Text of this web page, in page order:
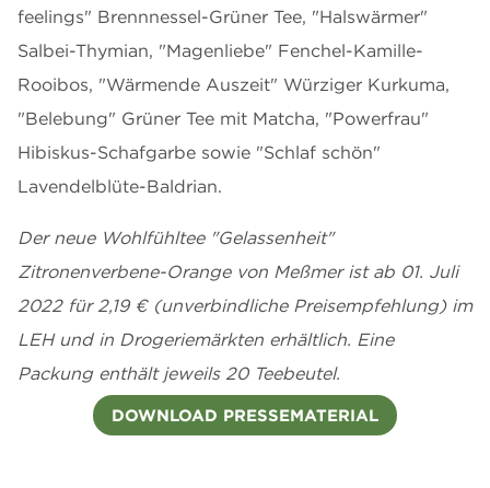
feelings" Brennnessel-Grüner Tee, "Halswärmer"
Salbei-Thymian, "Magenliebe" Fenchel-Kamille-
Rooibos, "Wärmende Auszeit" Würziger Kurkuma,
"Belebung" Grüner Tee mit Matcha, "Powerfrau"
Hibiskus-Schafgarbe sowie "Schlaf schön"
Lavendelblüte-Baldrian.
Der neue Wohlfühltee "Gelassenheit"
Zitronenverbene-Orange von Meßmer ist ab 01. Juli
2022 für 2,19 € (unverbindliche Preisempfehlung) im
LEH und in Drogeriemärkten erhältlich. Eine
Packung enthält jeweils 20 Teebeutel.
DOWNLOAD PRESSEMATERIAL